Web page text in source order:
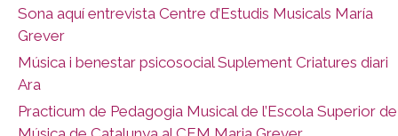
Sona aquí entrevista Centre d’Estudis Musicals María
Grever
Música i benestar psicosocial Suplement Criatures diari
Ara
Practicum de Pedagogia Musical de l’Escola Superior de